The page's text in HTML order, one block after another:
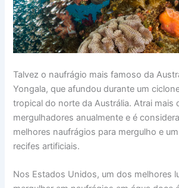
Talvez o naufrágio mais famoso da
Yongala, que afundou durante um
tropical do norte da Austrália. Atrai mais
mergulhadores anualmente e é
melhores naufrágios para mergulho e
recifes artificiais.
Nos Estados Unidos, um dos melhores